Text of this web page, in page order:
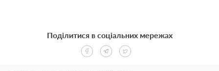
Поділитися в соціальних мережах